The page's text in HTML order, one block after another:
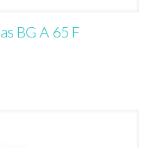
BG A 65 F